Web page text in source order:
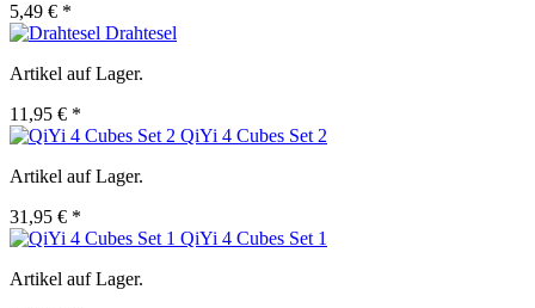
5,49 € *
Drahtesel
Artikel auf Lager.
11,95 € *
QiYi 4 Cubes Set 2
Artikel auf Lager.
31,95 € *
QiYi 4 Cubes Set 1
Artikel auf Lager.